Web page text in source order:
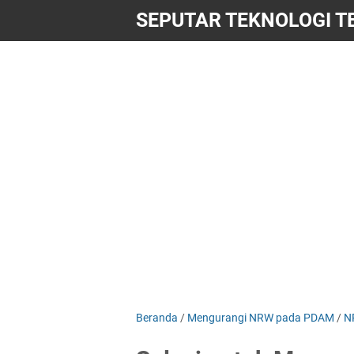
SEPUTAR TEKNOLOGI
Beranda / Mengurangi NRW pada PDAM /